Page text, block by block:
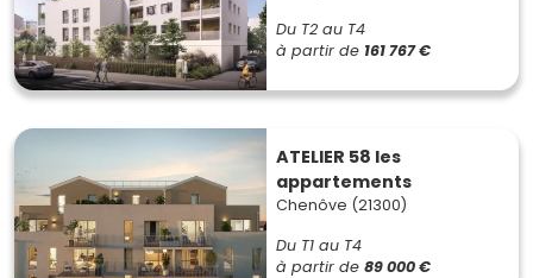
Du T2 au T4
à partir de 161 767 €
ATELIER 58 les
appartements
Chenôve (21300)
Du T1 au T4
à partir de 89 000 €